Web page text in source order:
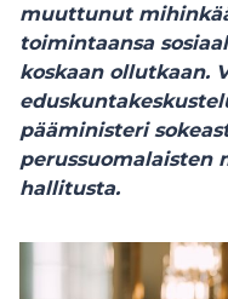
muuttunut
toimintaansa
koskaan ollutkaan.
pääministeri
perussuomalaisten
hallitusta.